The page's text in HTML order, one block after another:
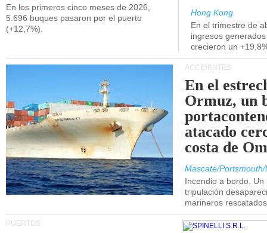
En los primeros cinco meses de 2026,
5.696 buques pasaron por el puerto
(+12,7%).
Hong Kong
En el trimestre de
ingresos
crecieron un
ACCIDENTES
En el
Ormuz, un
atacado
costa de
Mascate/
Incendio a bordo.
tripulación
marineros
PUERTOS